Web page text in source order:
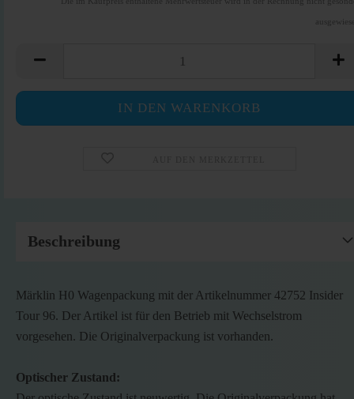
Beschreibung
Märklin H0 Wagenpackung mit der Artikelnummer 42752 Insider
Tour 96. Der Artikel ist für den Betrieb mit Wechselstrom
vorgesehen. Die Originalverpackung ist vorhanden.
Optischer Zustand: